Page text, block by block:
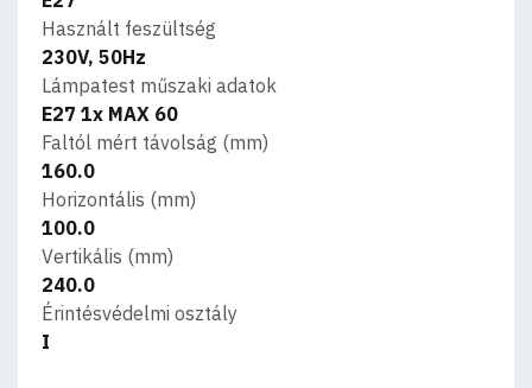
Használt feszültség
230V, 50Hz
Lámpatest műszaki adatok
E27 1x MAX 60
Faltól mért távolság (mm)
160.0
Horizontális (mm)
100.0
Vertikális (mm)
240.0
Érintésvédelmi osztály
I